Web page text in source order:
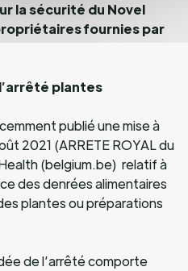
la sécurité du Novel
fournies par
plantes
publié une mise à
2021 (ARRETE ROYAL du
(belgium.be) relatif à
des denrées alimentaires
plantes ou préparations
de l’arrêté comporte